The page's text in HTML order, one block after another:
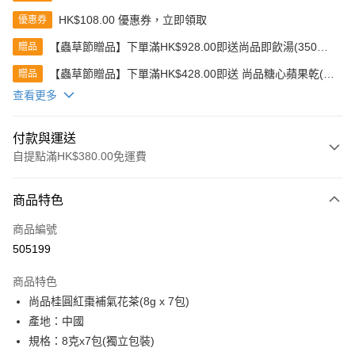
優惠券 HK$108.00 優惠券，立即領取
贈品
【蟲草節贈品】下單滿HK$928.00即送尚品即飲湯(350克)
贈品
【蟲草節贈品】下單滿HK$428.00即送 尚品糖心蘋果乾(80
克)
查看更多
付款與運送
自提點滿HK$380.00免運費
信用卡
Apple Pay
AlipayHK
PayMe
商品特色
商品編號
505199
商品特色
尚品桂圓紅棗補氣花茶(8g x 7包)
產地：中國
規格：8克x7包(獨立包裝)